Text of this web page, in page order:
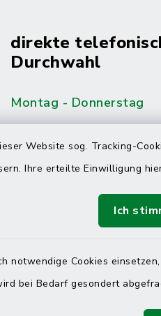
Website sog. Tracking-
Ihre erteilte Einwilligung
Ich
notwendige Cookies
bei Bedarf gesondert
direkte
Durchwahl
Montag - Donnerstag
Freitag
Online-
Haben Sie ein
keinen zeitnahen
Telefonnummer 04832